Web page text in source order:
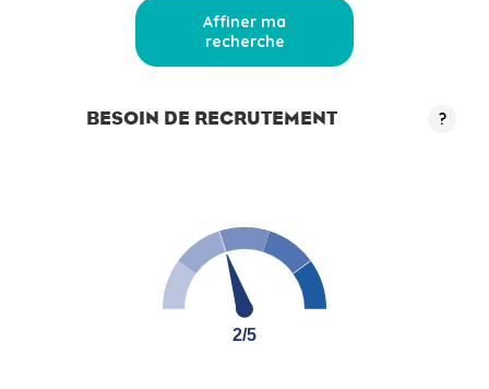
Affiner ma
recherche
BESOIN DE RECRUTEMENT ?
2/5
2/5